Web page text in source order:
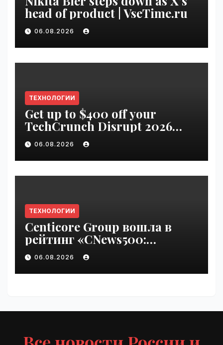
head of product | VseTime.ru
06.08.2026
ТЕХНОЛОГИИ
Get up to $400 off your
TechCrunch Disrupt 2026
pass until Friday | VseTime.ru
06.08.2026
ТЕХНОЛОГИИ
Centicore Group вошла в
рейтинг «CNews500:
Крупнейшие ИТ-компании
России» | VseTime.ru
06.08.2026